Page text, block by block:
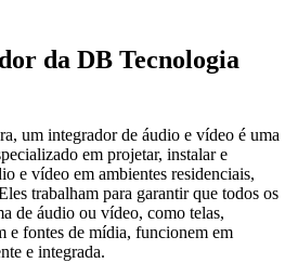
da DB Tecnologia
um integrador de áudio e vídeo é uma
em projetar, instalar e
e vídeo em ambientes residenciais,
trabalham para garantir que todos os
de áudio ou vídeo, como telas,
e fontes de mídia, funcionem em
e integrada.